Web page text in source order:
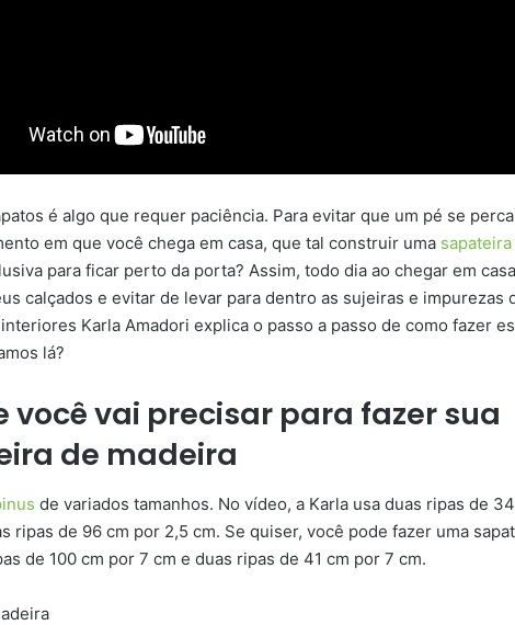
é algo que requer paciência. Para evitar que um pé se
em que você chega em casa, que tal construir uma sapateira
para ficar perto da porta? Assim, todo dia ao chegar em
calçados e evitar de levar para dentro as sujeiras e impurezas
Karla Amadori explica o passo a passo de como fazer
lá?
você vai precisar para fazer sua
de madeira
de variados tamanhos. No vídeo, a Karla usa duas ripas de
ripas de 96 cm por 2,5 cm. Se quiser, você pode fazer uma
de 100 cm por 7 cm e duas ripas de 41 cm por 7 cm.